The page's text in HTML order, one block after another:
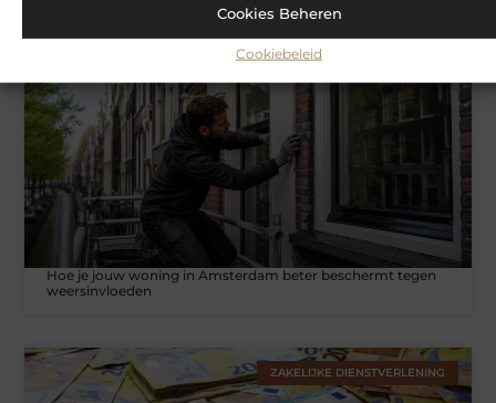
Cookies Beheren
Cookiebeleid
Hoe je jouw woning in Amsterdam beter beschermt tegen
weersinvloeden
ZAKELIJKE DIENSTVERLENING